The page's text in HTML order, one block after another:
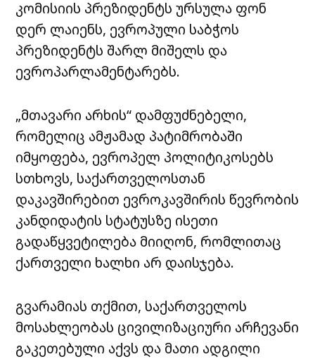
კომისიის პრეზიდენტს ურსულა ფონ
დერ ლაიენს, ევროპული საბჭოს
პრეზიდენტს შარლ მიშელს და
ევროპარლამენტარებს.
„მთავარი არხის“ დამფუძნებელი,
რომელიც ამჟამად პატიმრობაში
იმყოფება, ევროპელ პოლიტიკოსებს
სთხოვს, საქართველოსთან
დაკავშირებით ევროკავშირის წევრობის
კანდიდატის სტატუსზე ისეთი
გადაწყვეტილება მიიღონ, რომლითაც
ქართველი ხალხი არ დაისჯება.
გვარამიას თქმით, საქართველოს
მოსახლეობას ცივილიზაციური არჩევანი
გაკეთებული აქვს და მათი ადგილი